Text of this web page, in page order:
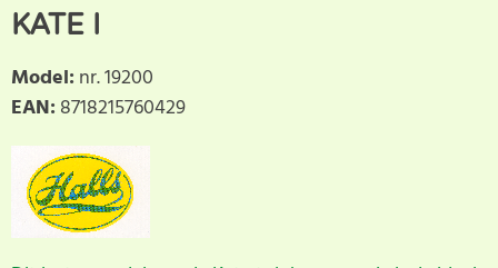
KATE I
Model: nr. 19200
EAN: 8718215760429